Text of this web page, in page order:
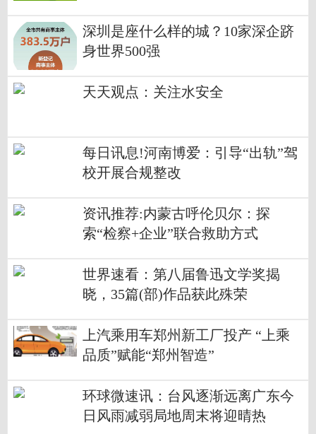
深圳是座什么样的城？10家深企跻
身世界500强
天天观点：关注水安全
每日讯息!河南博爱：引导“出轨”驾
校开展合规整改
资讯推荐:内蒙古呼伦贝尔：探
索“检察+企业”联合救助方式
世界速看：第八届鲁迅文学奖揭
晓，35篇(部)作品获此殊荣
上汽乘用车郑州新工厂投产 “上乘
品质”赋能“郑州智造”
环球微速讯：台风逐渐远离广东今
日风雨减弱局地周末将迎晴热